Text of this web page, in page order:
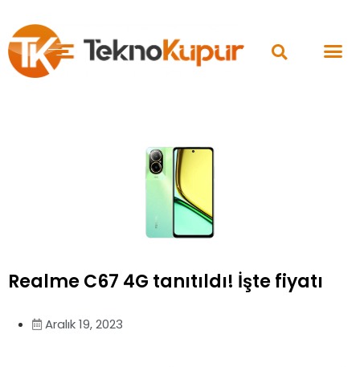
Realme C67 4G tanıtıldı! İşte fiyatı
Aralık 19, 2023